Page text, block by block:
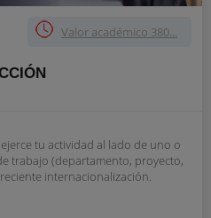
Valor académico 380...
tu actividad al lado de uno o
trabajo (departamento, proyecto,
internacionalización.